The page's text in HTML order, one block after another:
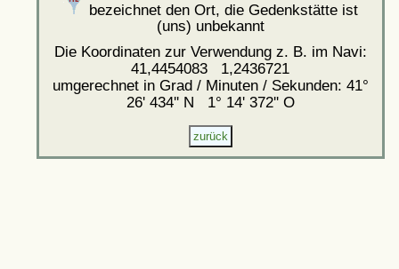
bezeichnet den Ort, die Gedenkstätte ist
(uns) unbekannt
Die Koordinaten zur Verwendung z. B. im Navi:
41,4454083 1,2436721
umgerechnet in Grad / Minuten / Sekunden: 41°
26' 434'' N 1° 14' 372'' O